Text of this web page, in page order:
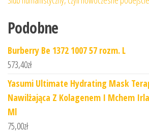
Podobne
Burberry Be 1372 1007 57 rozm. L
573,40zł
Yasumi Ultimate Hydrating Mask
Nawilżająca Z Kolagenem I Mchem
Ml
75,00zł